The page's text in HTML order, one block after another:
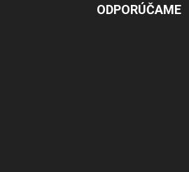
ODPORÚČAME